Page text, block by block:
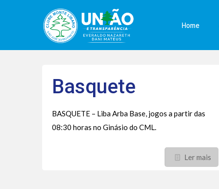
Home
Basquete
BASQUETE – Liba Arba Base, jogos a partir das
08:30 horas no Ginásio do CML.
Ler mais